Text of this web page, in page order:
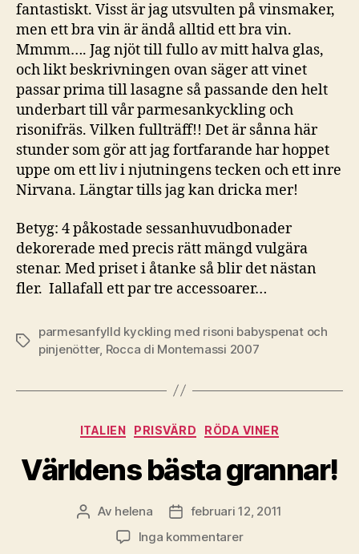
fantastiskt. Visst är jag utsvulten på vinsmaker,
men ett bra vin är ändå alltid ett bra vin.
Mmmm…. Jag njöt till fullo av mitt halva glas,
och likt beskrivningen ovan säger att vinet
passar prima till lasagne så passande den helt
underbart till vår parmesankyckling och
risonifräs. Vilken fullträff!! Det är sånna här
stunder som gör att jag fortfarande har hoppet
uppe om ett liv i njutningens tecken och ett inre
Nirvana. Längtar tills jag kan dricka mer!
Betyg: 4 påkostade sessanhuvudbonader
dekorerade med precis rätt mängd vulgära
stenar. Med priset i åtanke så blir det nästan
fler. Iallafall ett par tre accessoarer…
Etiketter
parmesanfylld kyckling med risoni babyspenat och
pinjenötter, Rocca di Montemassi 2007
Kategorier
ITALIEN PRISVÄRD RÖDA VINER
Världens bästa grannar!
Inläggsförfattare
Av helena Inläggsdatum
februari 12, 2011
Inga kommentarertill